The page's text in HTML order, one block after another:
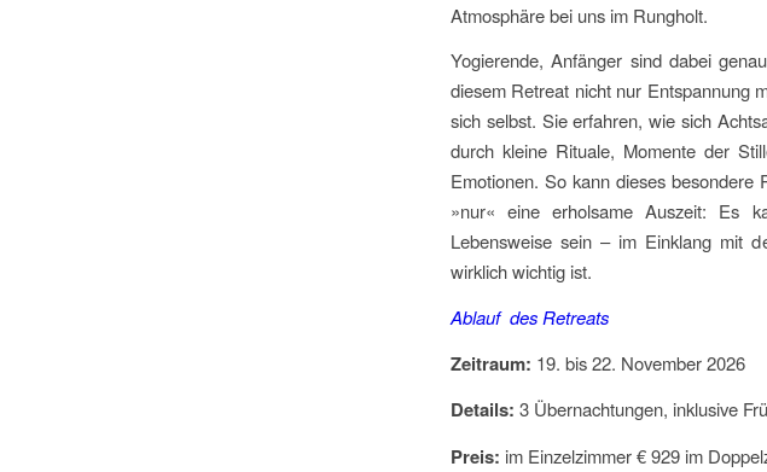
Atmosphäre bei uns im Rungholt.
Yogierende, Anfänger sind dabei
diesem Retreat nicht nur Entspannung
sich selbst. Sie erfahren, wie sich
durch kleine Rituale, Momente der
Emotionen. So kann dieses
»nur« eine erholsame Auszeit: Es
Lebensweise sein – im Einklang mit
wirklich wichtig ist.
Ablauf des Retreats
Zeitraum: 19. bis 22. November 2026
Details: 3 Übernachtungen, inklusive
Preis: im Einzelzimmer € 929 im